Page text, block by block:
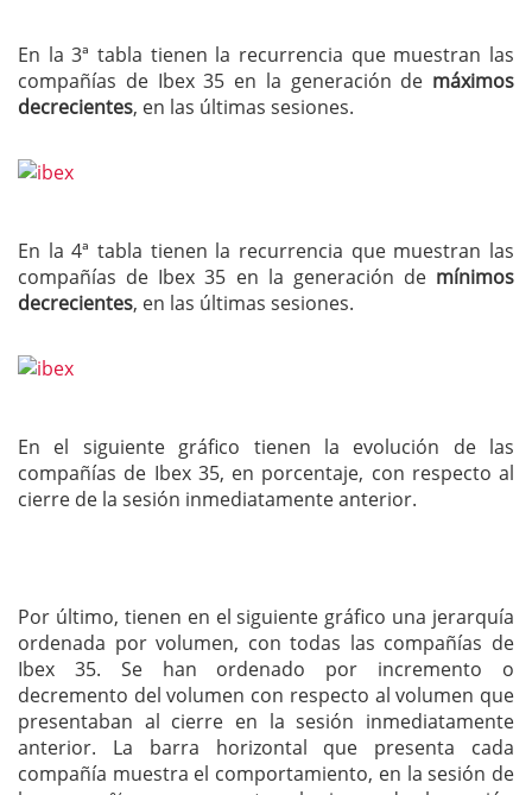
En la 3ª tabla tienen la recurrencia que muestran las
compañías de Ibex 35 en la generación de máximos
decrecientes, en las últimas sesiones.
En la 4ª tabla tienen la recurrencia que muestran las
compañías de Ibex 35 en la generación de mínimos
decrecientes, en las últimas sesiones.
En el siguiente gráfico tienen la evolución de las
compañías de Ibex 35, en porcentaje, con respecto al
cierre de la sesión inmediatamente anterior.
Por último, tienen en el siguiente gráfico una jerarquía
ordenada por volumen, con todas las compañías de
Ibex 35. Se han ordenado por incremento o
decremento del volumen con respecto al volumen que
presentaban al cierre en la sesión inmediatamente
anterior. La barra horizontal que presenta cada
compañía muestra el comportamiento, en la sesión de